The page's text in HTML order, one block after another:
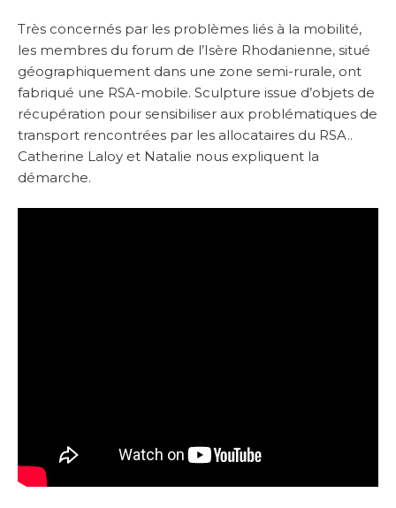
Très concernés par les problèmes liés à la mobilité,
les membres du forum de l’Isère Rhodanienne, situé
géographiquement dans une zone semi-rurale, ont
fabriqué une RSA-mobile. Sculpture issue d’objets de
récupération pour sensibiliser aux problématiques de
transport rencontrées par les allocataires du RSA..
Catherine Laloy et Natalie nous expliquent la
démarche.